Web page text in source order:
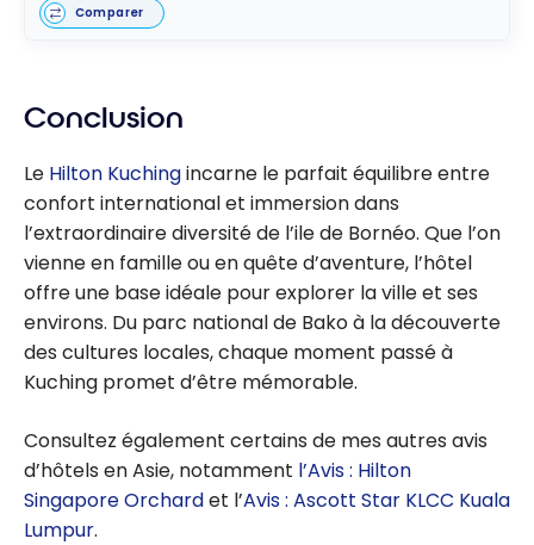
Comparer
Conclusion
Le Hilton Kuchingincarne le parfait équilibre entre
confort international et immersion dans
l’extraordinaire diversité de l’ile de Bornéo. Que l’on
vienne en famille ou en quête d’aventure, l’hôtel
offre une base idéale pour explorer la ville et ses
environs. Du parc national de Bako à la découverte
des cultures locales, chaque moment passé à
Kuching promet d’être mémorable.
Consultez également certains de mes autres avis
d’hôtels en Asie, notamment l’Avis : Hilton
Singapore Orchardet l’Avis : Ascott Star KLCC Kuala
Lumpur.